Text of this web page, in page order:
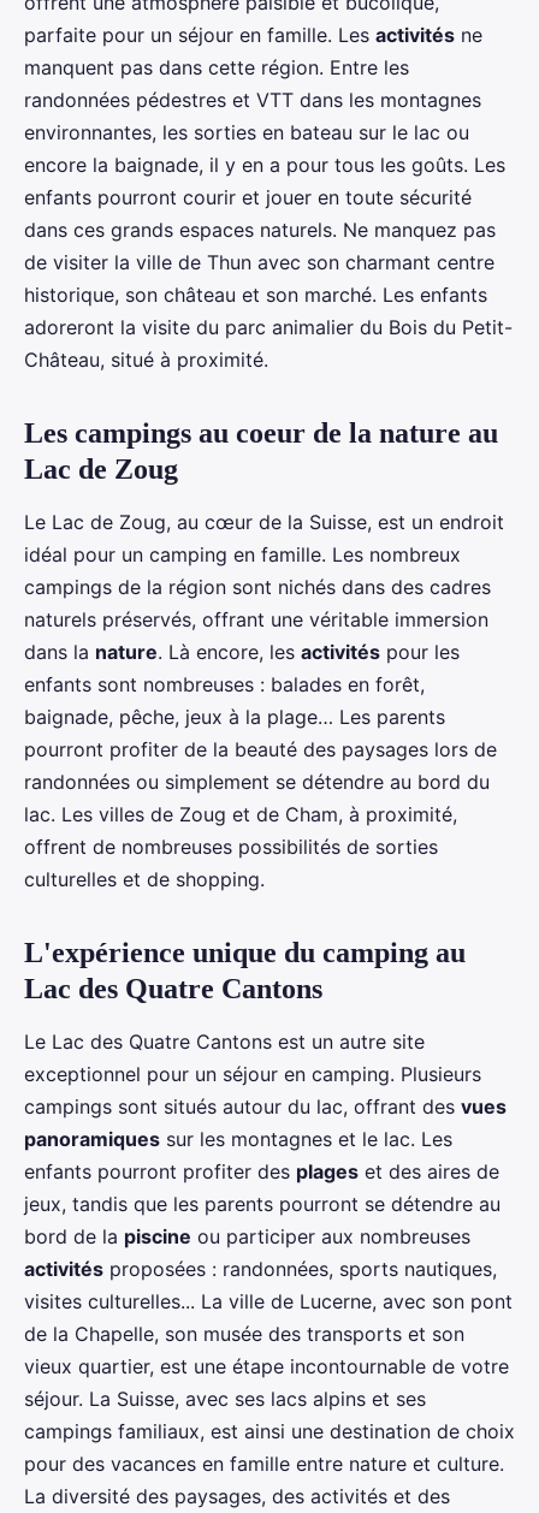
parfaite pour un séjour en famille. Les activités ne
manquent pas dans cette région. Entre les
randonnées pédestres et VTT dans les montagnes
environnantes, les sorties en bateau sur le lac ou
encore la baignade, il y en a pour tous les goûts. Les
enfants pourront courir et jouer en toute sécurité
dans ces grands espaces naturels. Ne manquez pas
de visiter la ville de Thun avec son charmant centre
historique, son château et son marché. Les enfants
adoreront la visite du parc animalier du Bois du Petit-
Château, situé à proximité.
Les campings au coeur de la nature au
Lac de Zoug
Le Lac de Zoug, au cœur de la Suisse, est un endroit
idéal pour un camping en famille. Les nombreux
campings de la région sont nichés dans des cadres
naturels préservés, offrant une véritable immersion
dans la nature. Là encore, les activités pour les
enfants sont nombreuses : balades en forêt,
baignade, pêche, jeux à la plage… Les parents
pourront profiter de la beauté des paysages lors de
randonnées ou simplement se détendre au bord du
lac. Les villes de Zoug et de Cham, à proximité,
offrent de nombreuses possibilités de sorties
culturelles et de shopping.
L'expérience unique du camping au
Lac des Quatre Cantons
Le Lac des Quatre Cantons est un autre site
exceptionnel pour un séjour en camping. Plusieurs
campings sont situés autour du lac, offrant des vues
panoramiques sur les montagnes et le lac. Les
enfants pourront profiter des plages et des aires de
jeux, tandis que les parents pourront se détendre au
bord de la piscine ou participer aux nombreuses
activités proposées : randonnées, sports nautiques,
visites culturelles... La ville de Lucerne, avec son pont
de la Chapelle, son musée des transports et son
vieux quartier, est une étape incontournable de votre
séjour. La Suisse, avec ses lacs alpins et ses
campings familiaux, est ainsi une destination de choix
pour des vacances en famille entre nature et culture.
La diversité des paysages, des activités et des